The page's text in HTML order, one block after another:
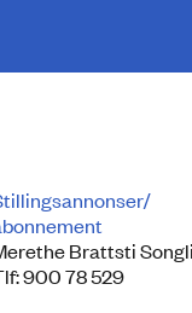
Brattsti Songli
900 78 529